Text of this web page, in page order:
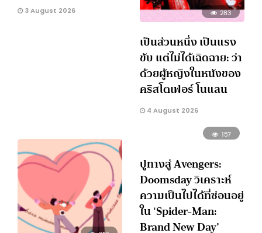
3 August 2026 283
เป็นส่วนหนึ่ง เป็นแรง
ขับ แต่ไม่ได้เฉิดฉาย: ว่า
ด้วยผู้หญิงในหนังของ
คริสโตเฟอร์ โนแลน
4 August 2026
157
ปูทางสู่ Avengers:
Doomsday วิเคราะห์
ความเป็นไปได้ที่ซ่อนอยู่
ใน ‘Spider-Man:
Brand New Day’